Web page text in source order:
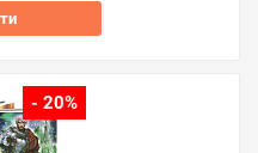
- 20%